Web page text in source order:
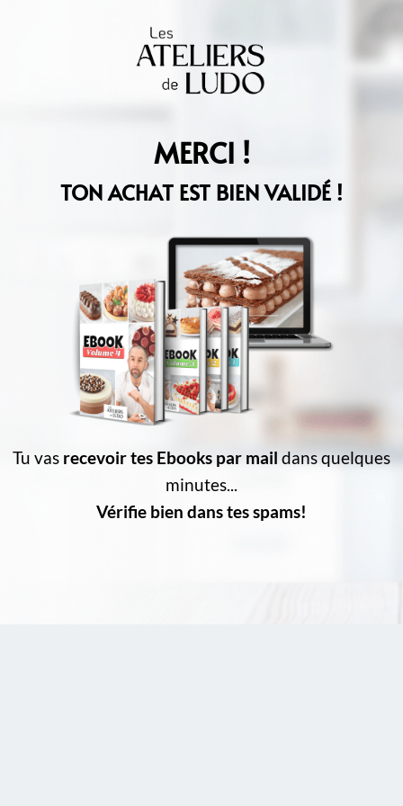
MERCI !
TON ACHAT EST BIEN VALIDÉ !
Tu vas recevoir tes Ebooks par mail dans quelques
minutes...
Vérifie bien dans tes spams!